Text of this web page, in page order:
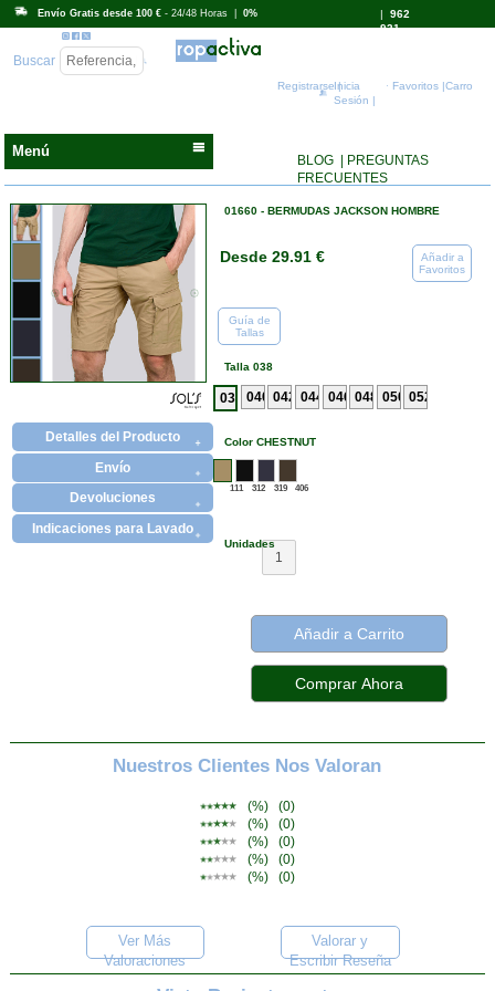
Envío Gratis desde 100 € - 24/48 Horas |0% |962
931
Buscar
Registrarse |Inicia
Sesión |
Favoritos |Carro
Menú
BLOG
| PREGUNTAS
FRECUENTES
Detalles del Producto
Envío
Devoluciones
Indicaciones para Lavado
01660 - BERMUDAS JACKSON HOMBRE
Desde 29.91 €
Añadir a
Favoritos
Guía de
Tallas
Talla 038
Color CHESTNUT
111 312 319 406
Unidades
1
Añadir a Carrito
Nuestros Clientes Nos Valoran
(%)
(0)
(%)
(0)
(%)
(0)
(%)
(0)
(%)
(0)
Ver Más
Valoraciones
Valorar y
Escribir Reseña